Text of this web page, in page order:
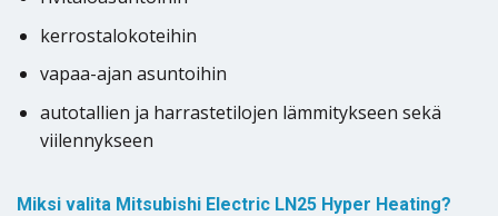
kerrostalokoteihin
vapaa-ajan asuntoihin
autotallien ja harrastetilojen lämmitykseen sekä
viilennykseen
Miksi valita Mitsubishi Electric LN25 Hyper Heating?